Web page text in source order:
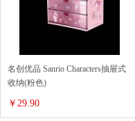
熨烫收纳
洗涤护理品
毛巾浴巾
美容按摩
卫浴用具
名创优品 Sanrio Characters抽屉式
收纳(粉色)
￥29.90